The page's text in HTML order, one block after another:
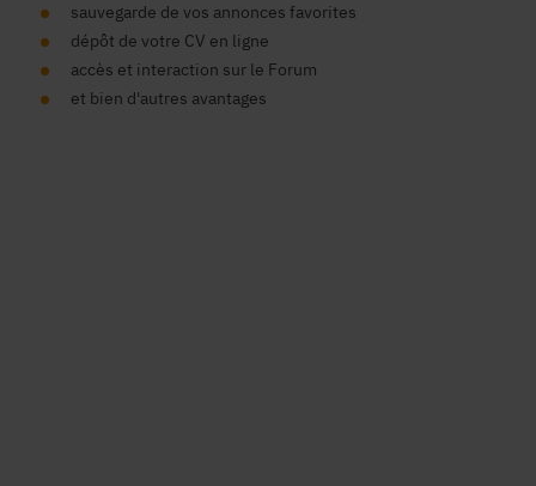
sauvegarde de vos annonces favorites
dépôt de votre CV en ligne
accès et interaction sur le Forum
et bien d'autres avantages